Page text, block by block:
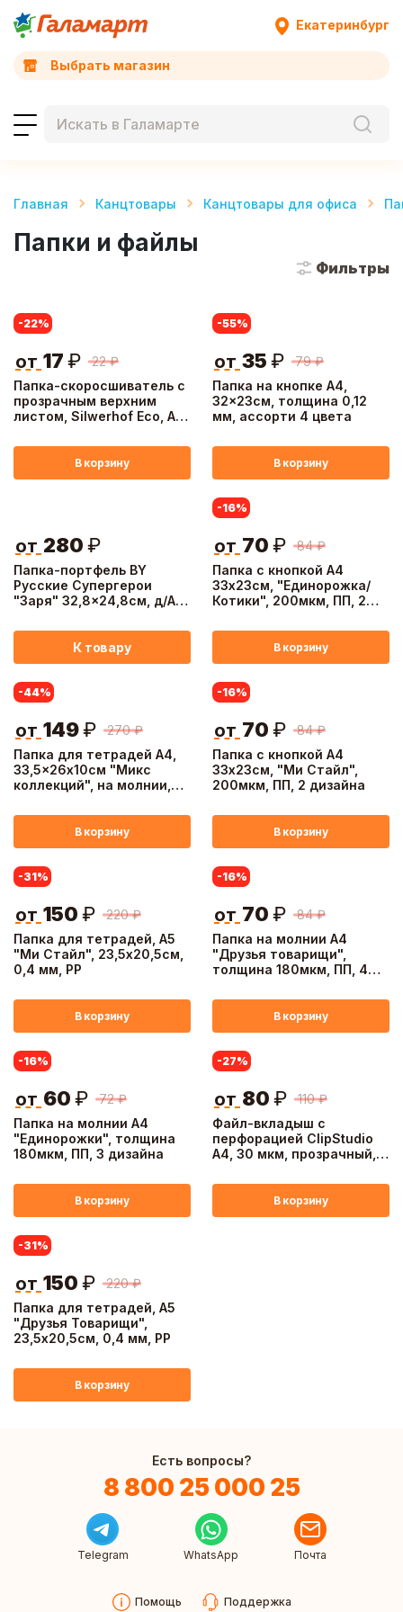
Екатеринбург
Выбрать магазин
Главная Канцтовары Канцтовары для офиса
Папки и файлы
Фильтры
Папка-скоросшиватель с
прозрачным верхним
листом, Silwerhof Eco, А4,
cиний
-22%
22 ₽
от 17 ₽
В корзину
Папка на кнопке А4,
32x23см, толщина 0,12
мм, ассорти 4 цвета
-55%
79 ₽
от 35 ₽
В корзину
Папка-портфель BY
Русские Супергерои
"Заря" 32,8x24,8см, д/A4,
пл.0,6мм
от 280 ₽
К товару
Папка с кнопкой А4
33х23см, "Единорожка/
Котики", 200мкм, ПП, 2
-16%
84 ₽
от 70 ₽
В корзину
Папка для тетрадей А4,
33,5x26х10см "Микс
коллекций", на молнии,
-44%
270 ₽
от 149₽
В корзину
Папка с кнопкой А4
33х23см, "Ми Стайл",
200мкм, ПП, 2 дизайна
-16%
84 ₽
от 70 ₽
В корзину
Папка для тетрадей, А5
"Ми Стайл", 23,5х20,5см,
0,4 мм, PP
-31%
220 ₽
от 150 ₽
В корзину
Папка на молнии А4
"Друзья товарищи",
толщина 180мкм, ПП, 4
-16%
84 ₽
от 70 ₽
В корзину
Папка на молнии А4
"Единорожки", толщина
180мкм, ПП, 3 дизайна
-16%
72 ₽
от 60 ₽
В корзину
Файл-вкладыш с
перфорацией ClipStudio
А4, 30 мкм, прозрачный,
-27%
110 ₽
от 80 ₽
В корзину
Папка для тетрадей, А5
"Друзья Товарищи",
23,5х20,5см, 0,4 мм, PP
-31%
220 ₽
от 150 ₽
В корзину
Есть вопросы?
8 800 25 000 25
Telegram WhatsApp Почта
Помощь Поддержка